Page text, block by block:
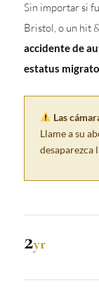
Sin importar si
Bristol, o un hit
accidente de
estatus
Las
Llame a su
desaparezca
2yr